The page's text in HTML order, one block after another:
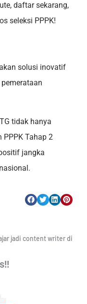
daftar sekarang,
seleksi PPPK!
solusi inovatif
tidak hanya
PPPK Tahap 2
jangka
jadi content writer di